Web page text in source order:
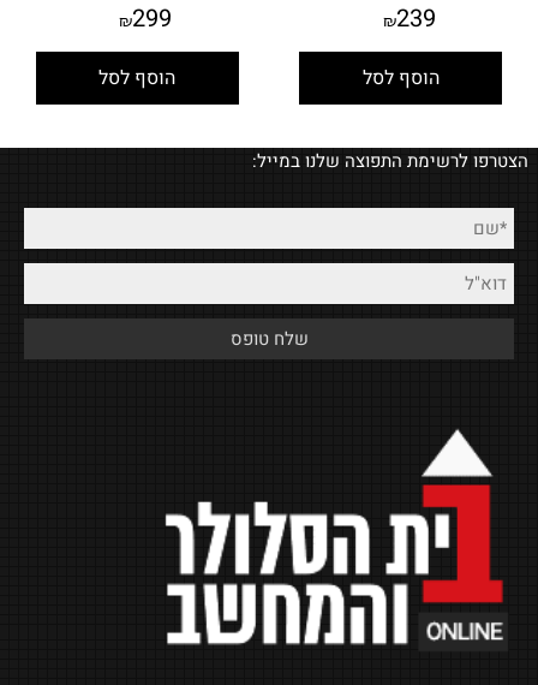
₪239
הוסף לסל
₪299
הוסף לסל
הצטרפו לרשימת התפוצה שלנו במייל: